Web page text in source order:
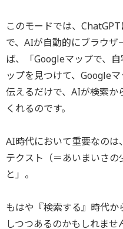
このモードでは、
で、AIが自動的にブラウザ
ば、「Googleマップで、
ップを見つけて、Google
伝えるだけで、AIが検索か
くれるのです。
AI時代において重要なのは
テクスト（＝あいまいさ
と」。
もはや『検索する』時代
しつつあるのかもしれませ